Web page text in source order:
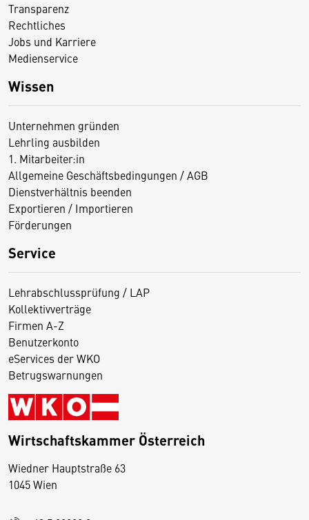
Transparenz
Rechtliches
Jobs und Karriere
Medienservice
Wissen
Unternehmen gründen
Lehrling ausbilden
1. Mitarbeiter:in
Allgemeine Geschäftsbedingungen / AGB
Dienstverhältnis beenden
Exportieren / Importieren
Förderungen
Service
Lehrabschlussprüfung / LAP
Kollektivverträge
Firmen A-Z
Benutzerkonto
eServices der WKO
Betrugswarnungen
Wirtschaftskammer Österreich
Wiedner Hauptstraße 63
1045 Wien
D